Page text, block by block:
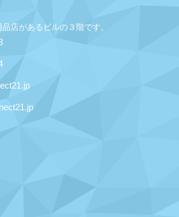
店があるビルの３階です。